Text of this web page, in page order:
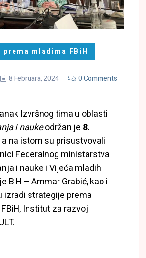
mladima FBiH
8 Februara, 2024 0 Comments
Izvršnog tima u oblasti
i naukeodržan je 8.
a na istom su prisustvovali
Federalnog ministarstva
i nauke i Vijeća mladih
BiH – Ammar Grabić, kao i
izradi strategije prema
Institut za razvoj